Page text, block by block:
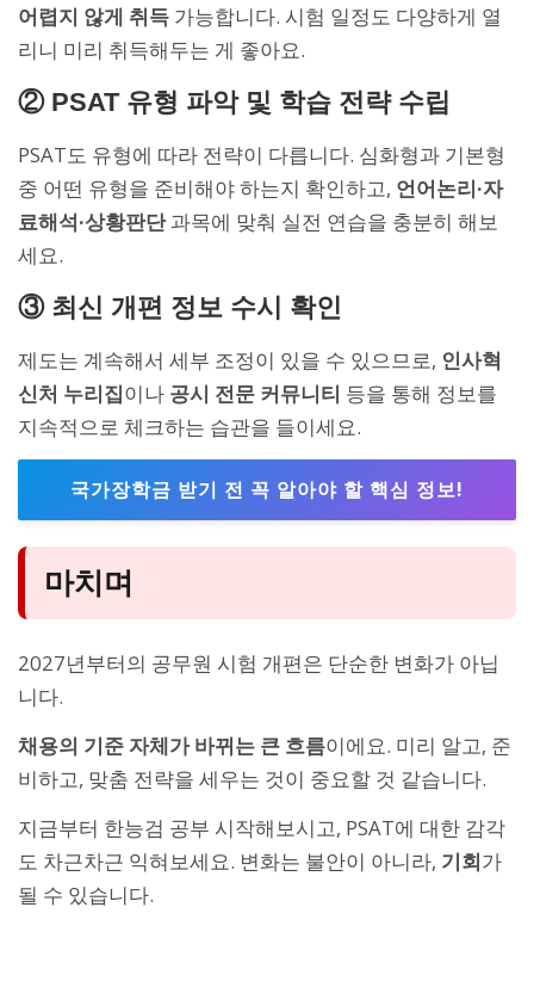
어렵지 않게 취득 가능합니다. 시험 일정도 다양하게 열
리니 미리 취득해두는 게 좋아요.
② PSAT 유형 파악 및 학습 전략 수립
PSAT도 유형에 따라 전략이 다릅니다. 심화형과 기본형
중 어떤 유형을 준비해야 하는지 확인하고, 언어논리·자
료해석·상황판단과목에 맞춰 실전 연습을 충분히 해보
세요.
③ 최신 개편 정보 수시 확인
제도는 계속해서 세부 조정이 있을 수 있으므로, 인사혁
신처 누리집이나 공시 전문 커뮤니티 등을 통해 정보를
지속적으로 체크하는 습관을 들이세요.
국가장학금 받기 전 꼭 알아야 할 핵심 정보!
마치며
2027년부터의 공무원 시험 개편은 단순한 변화가 아닙
니다.
채용의 기준 자체가 바뀌는 큰 흐름이에요. 미리 알고, 준
비하고, 맞춤 전략을 세우는 것이 중요할 것 같습니다.
지금부터 한능검 공부 시작해보시고, PSAT에 대한 감각
도 차근차근 익혀보세요. 변화는 불안이 아니라, 기회가
될 수 있습니다.